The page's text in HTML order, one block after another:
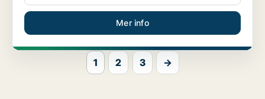
Mer info
1 2 3 →